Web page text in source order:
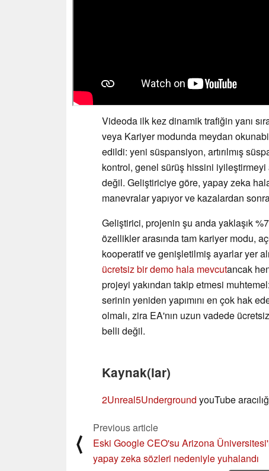
Videoda ilk kez dinamik trafiğin yanı
veya Kariyer modunda meydan
edildi: yeni süspansiyon, artırılmış
kontrol, genel sürüş hissini
değil. Geliştiriciye göre, yapay zeka
manevralar yapıyor ve kazalardan
Geliştirici, projenin şu anda yaklaşık
özellikler arasında tam kariyer modu,
kooperatif ve genişletilmiş ayarlar yer
ücretsiz bir demo hala mevcutancak
projeyi yakından takip etmesi muhtemel:
serinin yeniden yapımını en çok hak
olmalı, zira EA'nın uzun vadede
belli değil.
Kaynak(lar)
2Unreal5Underground youTube
⟨
Previous article
Eski Google CEO'su Arizona
yapay zeka sözleri nedeniyle yuhalandı